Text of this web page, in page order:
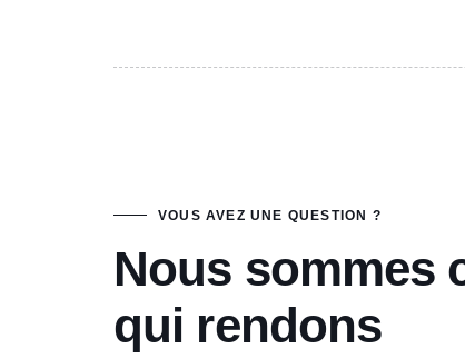
VOUS AVEZ UNE QUESTION ?
Nous sommes
qui rendons